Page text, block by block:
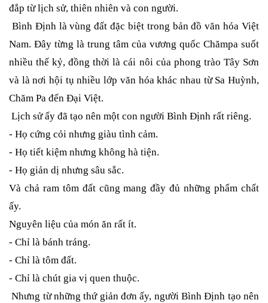
đắp từ lịch sử, thiên nhiên và con người.
Bình Định là vùng đất đặc biệt trong bản đồ văn hóa Việt
Nam. Đây từng là trung tâm của vương quốc Chămpa suốt
nhiều thế kỷ, đồng thời là cái nôi của phong trào Tây Sơn
và là nơi hội tụ nhiều lớp văn hóa khác nhau từ Sa Huỳnh,
Chăm Pa đến Đại Việt.
Lịch sử ấy đã tạo nên một con người Bình Định rất riêng.
- Họ cứng cỏi nhưng giàu tình cảm.
- Họ tiết kiệm nhưng không hà tiện.
- Họ giản dị nhưng sâu sắc.
Và chả ram tôm đất cũng mang đầy đủ những phẩm chất
ấy.
Nguyên liệu của món ăn rất ít.
- Chỉ là bánh tráng.
- Chỉ là tôm đất.
- Chỉ là chút gia vị quen thuộc.
Nhưng từ những thứ giản đơn ấy, người Bình Định tạo nên